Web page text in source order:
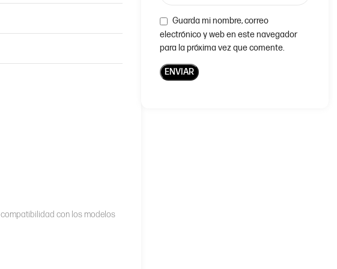
compatibilidad con los modelos
Guarda mi nombre, correo
electrónico y web en este navegador
para la próxima vez que comente.